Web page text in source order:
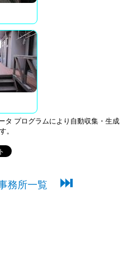
タ プログラムにより自動収集・生成
。
務所一覧 ⏭